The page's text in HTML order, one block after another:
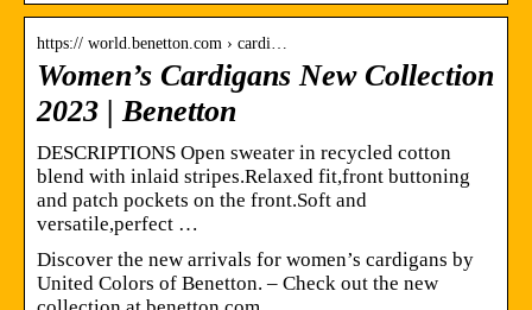
https:// world.benetton.com › cardi…
Women’s Cardigans New Collection
2023 | Benetton
DESCRIPTIONS Open sweater in recycled cotton
blend with inlaid stripes.Relaxed fit,front buttoning
and patch pockets on the front.Soft and
versatile,perfect …
Discover the new arrivals for women’s cardigans by
United Colors of Benetton. – Check out the new